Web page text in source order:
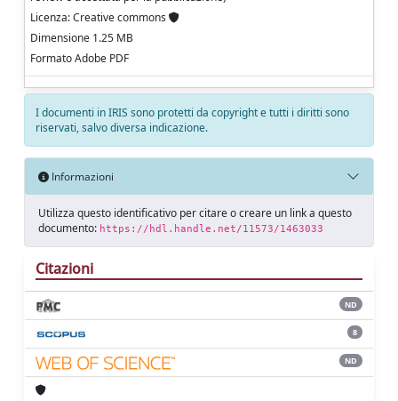
Licenza: Creative commons
Dimensione 1.25 MB
Formato Adobe PDF
I documenti in IRIS sono protetti da copyright e tutti i diritti sono
riservati, salvo diversa indicazione.
Informazioni
Utilizza questo identificativo per citare o creare un link a questo
documento: https://hdl.handle.net/11573/1463033
Citazioni
ND
8
ND